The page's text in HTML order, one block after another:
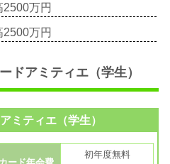
万円
万円
ドアミティエ（学生）
ミティエ（学生）
初年度無料